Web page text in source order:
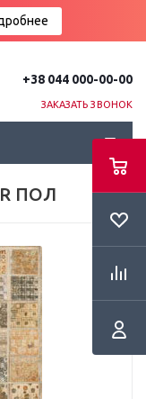
+38 044 000-00-00
ЗАКАЗАТЬ ЗВОНОК
ПОЛ